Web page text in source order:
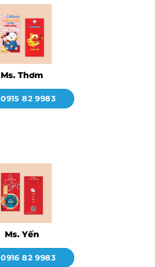
Ms. Thơm
0915 82 9983
Ms. Yến
0916 82 9983